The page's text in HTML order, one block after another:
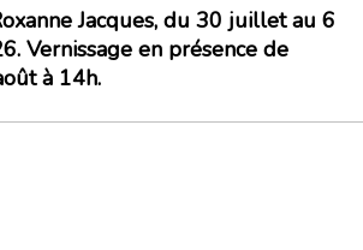
Jacques, du 30 juillet au 6
Vernissage en présence de
à 14h.